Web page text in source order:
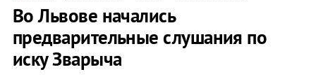
Во Львове начались
предварительные слушания по
иску Зварыча